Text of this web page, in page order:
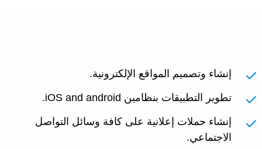
إنشاء وتصميم المواقع الإلكترونية.
تطوير التطبيقات بنظامين iOS and android.
إنشاء حملات إعلانية على كافة وسائل التواصل
الاجتماعي.